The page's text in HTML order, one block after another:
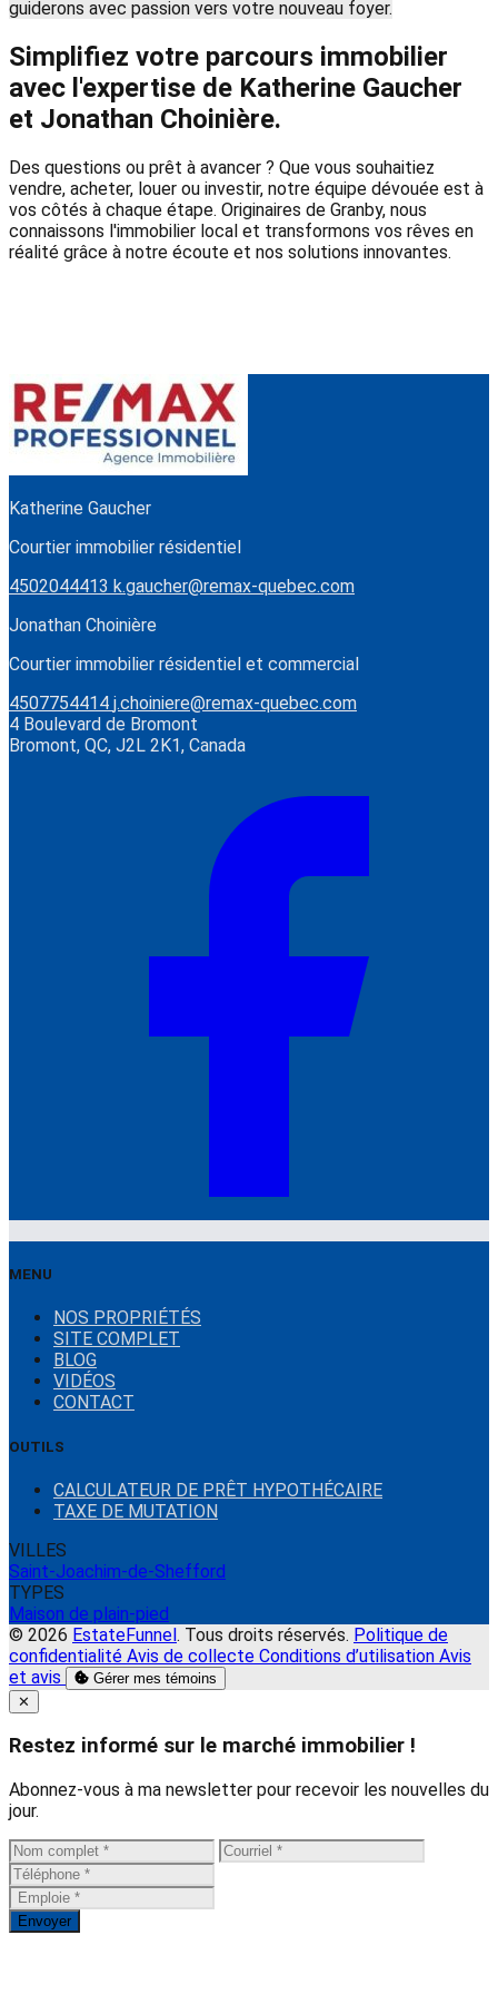
guiderons avec passion vers votre nouveau foyer.
Simplifiez votre parcours immobilier
avec l'expertise de Katherine Gaucher
et Jonathan Choinière.
Des questions ou prêt à avancer ? Que vous souhaitiez
vendre, acheter, louer ou investir, notre équipe dévouée est à
vos côtés à chaque étape. Originaires de Granby, nous
connaissons l'immobilier local et transformons vos rêves en
réalité grâce à notre écoute et nos solutions innovantes.
Katherine Gaucher
Courtier immobilier résidentiel
4502044413 k.gaucher@remax-quebec.com
Jonathan Choinière
Courtier immobilier résidentiel et commercial
4507754414 j.choiniere@remax-quebec.com
4 Boulevard de Bromont
Bromont, QC, J2L 2K1, Canada
MENU
NOS PROPRIÉTÉS
SITE COMPLET
BLOG
VIDÉOS
CONTACT
OUTILS
CALCULATEUR DE PRÊT HYPOTHÉCAIRE
TAXE DE MUTATION
VILLES
Saint-Joachim-de-Shefford
TYPES
Maison de plain-pied
© 2026 EstateFunnel. Tous droits réservés. Politique de
confidentialité Avis de collecte Conditions d’utilisation Avis
et avis
Gérer mes témoins
Close
✕
Restez informé sur le marché immobilier !
Abonnez-vous à ma newsletter pour recevoir les nouvelles du
jour.
Envoyer